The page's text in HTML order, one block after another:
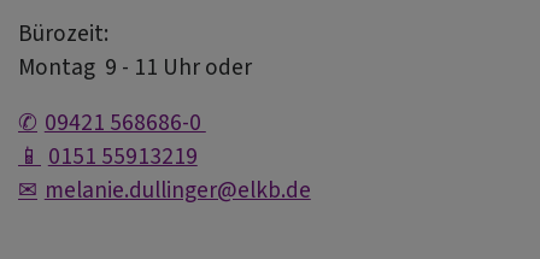
Bürozeit:
Montag 9 - 11 Uhr oder
09421 568686-0
0151 55913219
melanie.dullinger@elkb.de